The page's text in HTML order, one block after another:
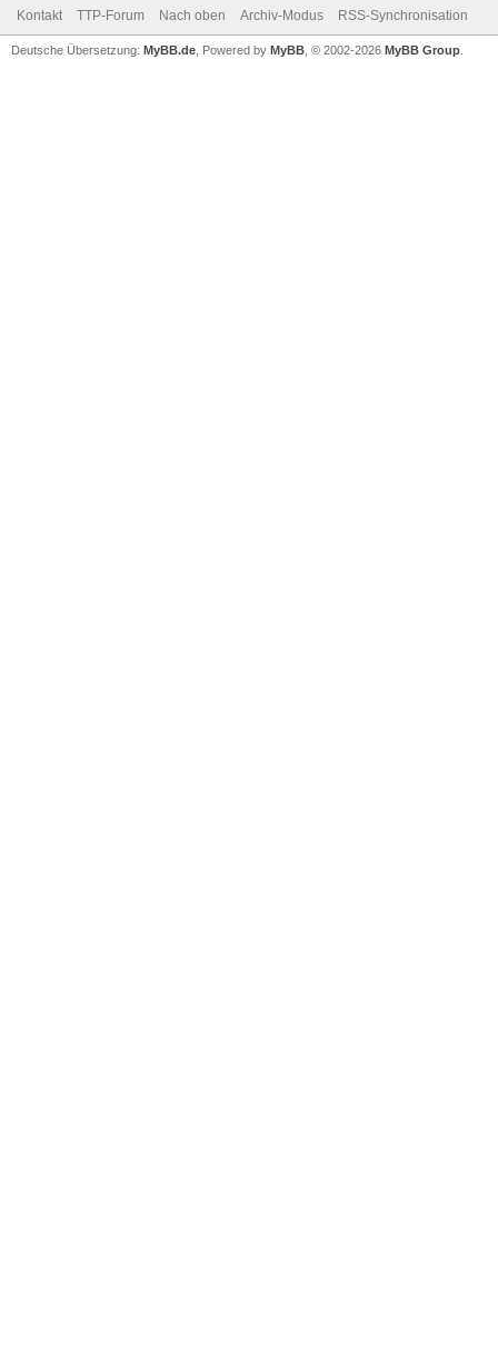
Kontakt TTP-Forum Nach oben Archiv-Modus RSS-Synchronisation
Deutsche Übersetzung: MyBB.de , Powered by MyBB , © 2002-2026 MyBB Group